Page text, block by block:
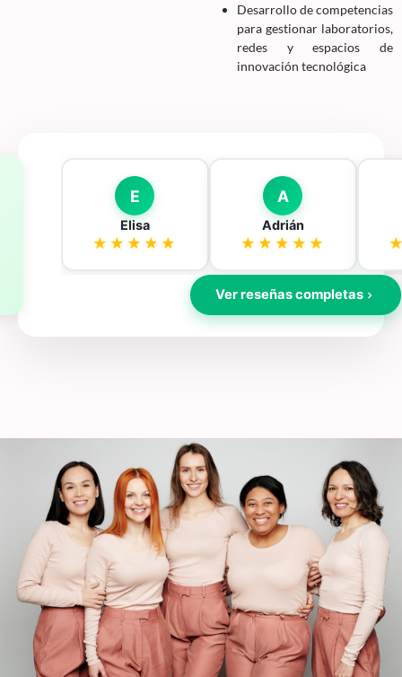
Desarrollo de competencias
para gestionar laboratorios,
redes y espacios de
innovación tecnológica